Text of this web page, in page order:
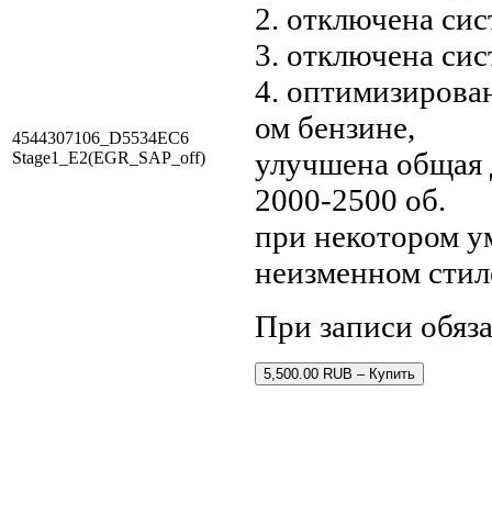
4544307106_D5534EC6
Stage1_E2(EGR_SAP_off)
2. отключена
3. отключена
4.
ом бензине,
улучшена общая
2000-2500 об.
при некотором
неизменном
При записи
5,500.00 RUB – Купить